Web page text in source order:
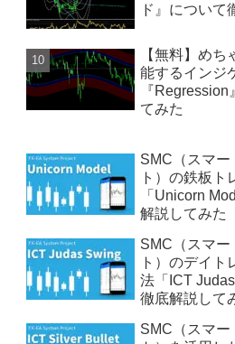
ド』について
【無料】め
能するインジ
『
てみた
SMC（スマ
ト）の鉄板ト
「Unicorn
解説してみた
SMC（スマ
ト）のデイト
法「ICT
徹底解説して
SMC（スマ